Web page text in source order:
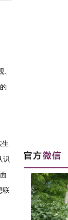
生
识
联